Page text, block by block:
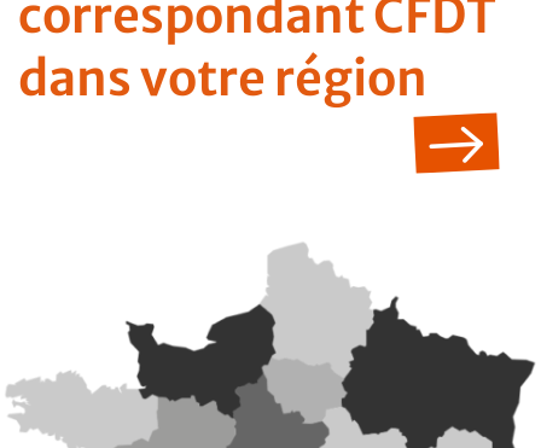
correspondant CFDT
dans votre région